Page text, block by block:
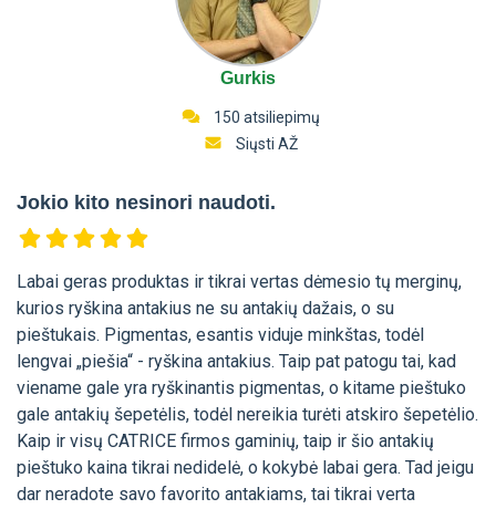
Gurkis
150 atsiliepimų
Siųsti AŽ
Jokio kito nesinori naudoti.
Labai geras produktas ir tikrai vertas dėmesio tų merginų,
kurios ryškina antakius ne su antakių dažais, o su
pieštukais. Pigmentas, esantis viduje minkštas, todėl
lengvai „piešia“ - ryškina antakius. Taip pat patogu tai, kad
viename gale yra ryškinantis pigmentas, o kitame pieštuko
gale antakių šepetėlis, todėl nereikia turėti atskiro šepetėlio.
Kaip ir visų CATRICE firmos gaminių, taip ir šio antakių
pieštuko kaina tikrai nedidelė, o kokybė labai gera. Tad jeigu
dar neradote savo favorito antakiams, tai tikrai verta